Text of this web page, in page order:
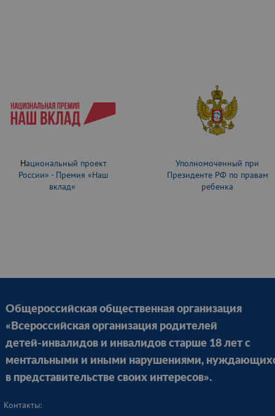
Уполномоченный при
Президенте РФ по правам
ребенка
Национальный проект
России» - Премия «Наш
вклад»
Общероссийская общественная организация
«Всероссийская организация родителей
детей-инвалидов и инвалидов старше 18 лет с
ментальными и иными нарушениями,
в представительстве своих интересов».
Контакты: